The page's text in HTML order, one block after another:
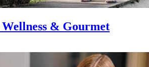
Wellness & Gourmet